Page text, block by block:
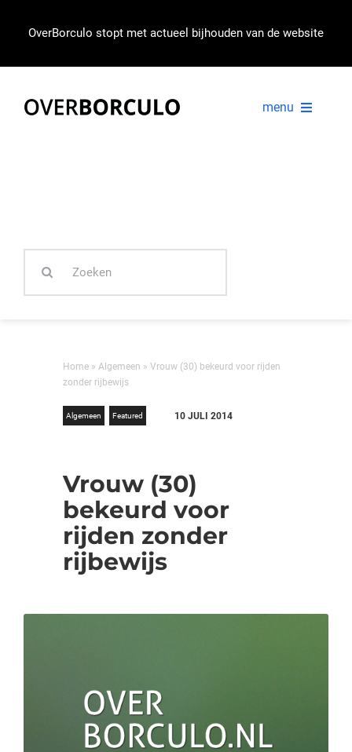
OverBorculo stopt met actueel bijhouden van de website
menu
IN BEELD
naar:
Home »Algemeen »Vrouw (30) bekeurd voor rijden
zonder rijbewijs
Algemeen Featured 10 JULI 2014
Vrouw (30)
bekeurd voor
rijden zonder
rijbewijs